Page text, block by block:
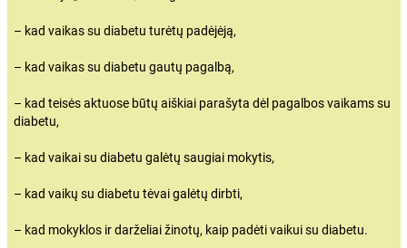
– kad vaikas su diabetu turėtų padėjėją,
– kad vaikas su diabetu gautų pagalbą,
– kad teisės aktuose būtų aiškiai parašyta dėl pagalbosvaikams su
diabetu,
– kad vaikai su diabetu galėtų saugiai mokytis,
– kad vaikų su diabetu tėvai galėtų dirbti,
– kad mokyklos ir darželiai žinotų, kaip padėti vaikui su diabetu.